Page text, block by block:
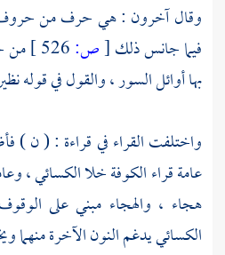
وقال آخرون : هي حرف من حروف
فيما جانس ذلك[ص:
من
بها أوائل السور ، والقول في قوله
واختلفت القراء في قراءة : ( ن )
عامة قراءالكوفةخلاالكسائي ،
هجاء ، والهجاء مبني على
الكسائييدغم النون الآخرة منهما